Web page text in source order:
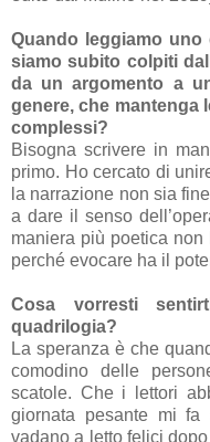
Quando leggiamo
siamo subito colpiti
da un argomento a
genere, che mantenga
complessi?
Bisogna scrivere in
primo. Ho cercato di
la narrazione non sia
a dare il senso
maniera più poetica
perché evocare ha il
Cosa vorresti
quadrilogia?
La speranza è che
comodino delle
scatole. Che i lettori
giornata pesante mi
vadano a letto felici